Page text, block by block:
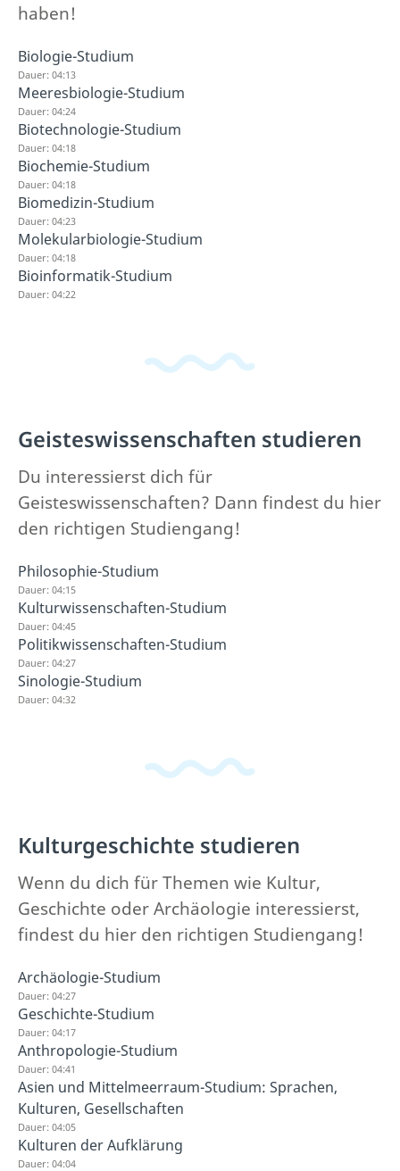
haben!
Biologie-Studium
Dauer: 04:13
Meeresbiologie-Studium
Dauer: 04:24
Biotechnologie-Studium
Dauer: 04:18
Biochemie-Studium
Dauer: 04:18
Biomedizin-Studium
Dauer: 04:23
Molekularbiologie-Studium
Dauer: 04:18
Bioinformatik-Studium
Dauer: 04:22
Geisteswissenschaften studieren
Du interessierst dich für
Geisteswissenschaften? Dann findest du hier
den richtigen Studiengang!
Philosophie-Studium
Dauer: 04:15
Kulturwissenschaften-Studium
Dauer: 04:45
Politikwissenschaften-Studium
Dauer: 04:27
Sinologie-Studium
Dauer: 04:32
Kulturgeschichte studieren
Wenn du dich für Themen wie Kultur,
Geschichte oder Archäologie interessierst,
findest du hier den richtigen Studiengang!
Archäologie-Studium
Dauer: 04:27
Geschichte-Studium
Dauer: 04:17
Anthropologie-Studium
Dauer: 04:41
Asien und Mittelmeerraum-Studium: Sprachen,
Kulturen, Gesellschaften
Dauer: 04:05
Kulturen der Aufklärung
Dauer: 04:04